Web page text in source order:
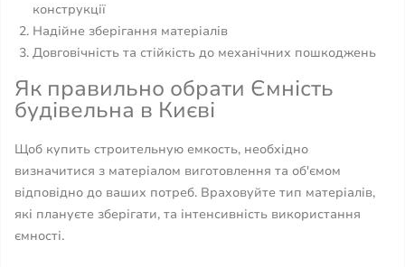
конструкції
Надійне зберігання матеріалів
Довговічність та стійкість до механічних пошкоджень
Як правильно обрати Ємність
будівельна в Києві
Щоб купить строительную емкость, необхідно
визначитися з матеріалом виготовлення та об'ємом
відповідно до ваших потреб. Враховуйте тип матеріалів,
які плануєте зберігати, та інтенсивність використання
ємності.